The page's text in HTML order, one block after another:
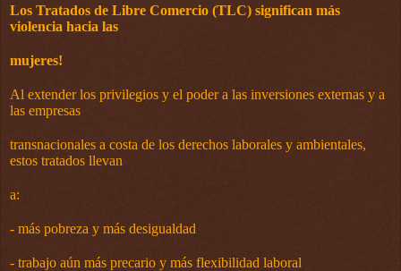
Los Tratados de Libre Comercio (TLC) significan más
violencia hacia las
mujeres!
Al extender los privilegios y el poder a las inversiones externas y a
las empresas
transnacionales a costa de los derechos laborales y ambientales,
estos tratados llevan
a:
- más pobreza y más desigualdad
- trabajo aún más precario y más flexibilidad laboral